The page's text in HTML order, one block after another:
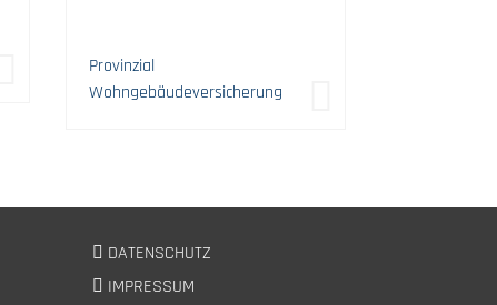
Provinzial
Wohngebäudeversicherung
DATENSCHUTZ
IMPRESSUM